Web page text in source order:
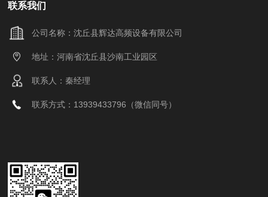
联系我们
公司名称：沈丘县辉达高频设备有限公司
地址：河南省沈丘县沙南工业园区
联系人：秦经理
联系方式：13939433796（微信同号）